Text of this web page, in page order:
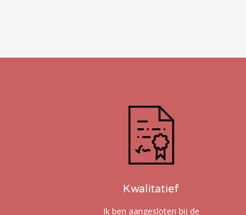
Kwalitatief
Ik ben aangesloten bij de